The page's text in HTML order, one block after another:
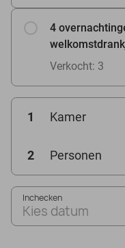
4
Verkocht: 3
1 Kamer
2 Personen
Inchecken
Kies datum